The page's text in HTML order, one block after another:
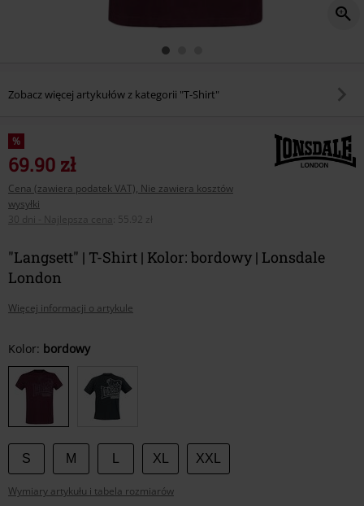
Zobacz więcej artykułów z kategorii "T-Shirt"
%
69.90 zł
Cena (zawiera podatek VAT), Nie zawiera kosztów
wysyłki
30 dni - Najlepsza cena
55.92 zł
"Langsett" | T-Shirt | Kolor: bordowy | Lonsdale
London
Więcej informacji o artykule
Wybierz
swój
rozmiar
Kolor: bordowy
S M XL XXL
Wymiary artykułu i tabela rozmiarów